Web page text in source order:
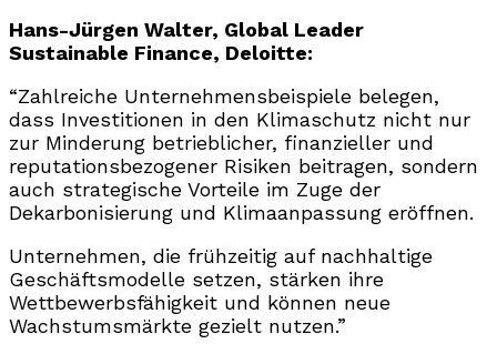
Hans-Jürgen Walter, Global Leader
Sustainable Finance, Deloitte:
“Zahlreiche Unternehmensbeispiele belegen,
dass Investitionen in den Klimaschutz nicht nur
zur Minderung betrieblicher, finanzieller und
reputationsbezogener Risiken beitragen, sondern
auch strategische Vorteile im Zuge der
Dekarbonisierung und Klimaanpassung eröffnen.
Unternehmen, die frühzeitig auf nachhaltige
Geschäftsmodelle setzen, stärken ihre
Wettbewerbsfähigkeit und können neue
Wachstumsmärkte gezielt nutzen.”